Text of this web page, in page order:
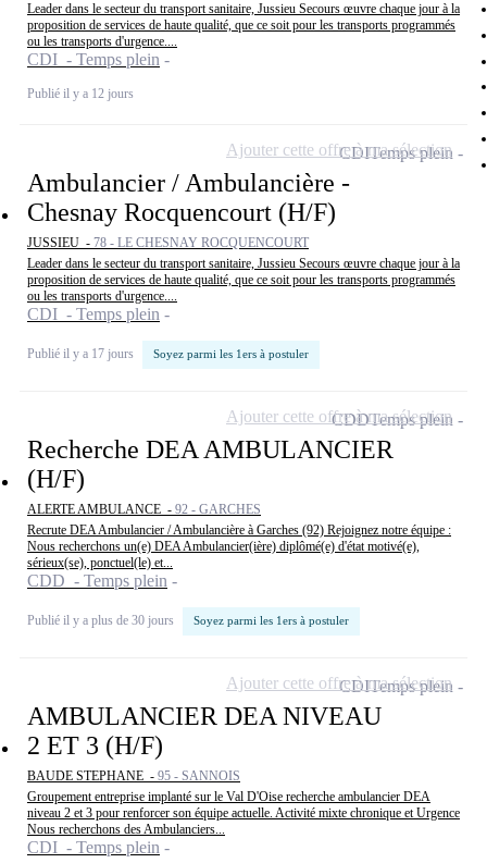
Leader dans le secteur du transport sanitaire, Jussieu Secours œuvre chaque jour à la
proposition de services de haute qualité, que ce soit pour les transports programmés
ou les transports d'urgence....
CDI - Temps plein
Publié il y a 12 jours
Ambulancier / Ambulancière -
Chesnay Rocquencourt (H/F)
JUSSIEU - 78 - LE CHESNAY ROCQUENCOURT
Leader dans le secteur du transport sanitaire, Jussieu Secours œuvre chaque jour à la
proposition de services de haute qualité, que ce soit pour les transports programmés
ou les transports d'urgence....
CDI - Temps plein
Publié il y a 17 jours Soyez parmi les 1ers à postuler
CDITemps plein
Ajouter cette offre à ma sélection
Recherche DEA AMBULANCIER
(H/F)
ALERTE AMBULANCE - 92 - GARCHES
Recrute DEA Ambulancier / Ambulancière à Garches (92) Rejoignez notre équipe :
Nous recherchons un(e) DEA Ambulancier(ière) diplômé(e) d'état motivé(e),
sérieux(se), ponctuel(le) et...
CDD - Temps plein
Publié il y a plus de 30 jours Soyez parmi les 1ers à postuler
CDDTemps plein
Ajouter cette offre à ma sélection
AMBULANCIER DEA NIVEAU
2 ET 3 (H/F)
BAUDE STEPHANE - 95 - SANNOIS
Groupement entreprise implanté sur le Val D'Oise recherche ambulancier DEA
niveau 2 et 3 pour renforcer son équipe actuelle. Activité mixte chronique et Urgence
Nous recherchons des Ambulanciers...
CDI - Temps plein
CDITemps plein
Ajouter cette offre à ma sélection